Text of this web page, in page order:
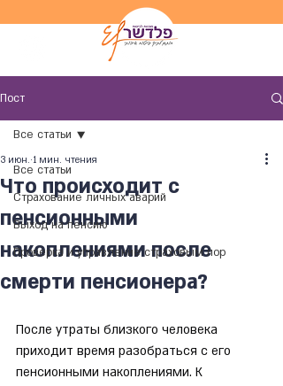
Пост
Все статьи
Страхование личных аварий
Выход на пенсию
Проверка и управление страховым пор
Все статьи
Что происходит с
пенсионными
накоплениями после
смерти пенсионера?
3 июн. 1 мин. чтения
После утраты близкого человека
приходит время разобраться с его
пенсионными накоплениями. К